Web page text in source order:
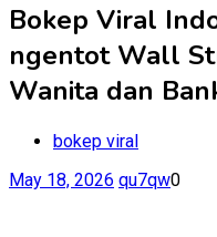
Bokep Viral
ngentot Wall
Wanita dan
bokep viral
May 18, 2026 qu7qw0